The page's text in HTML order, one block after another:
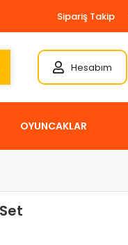
Sipariş Takip
Hesabım
OYUNCAKLAR